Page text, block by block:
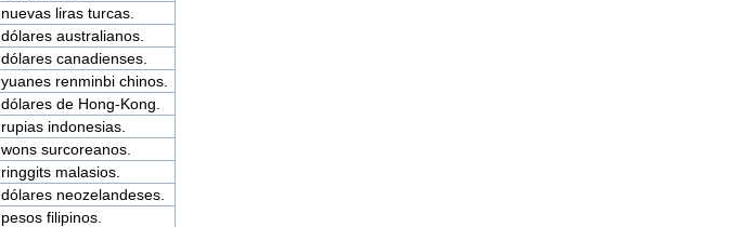
nuevas liras turcas.
dólares australianos.
dólares canadienses.
yuanes renminbi chinos.
dólares de Hong-Kong.
rupias indonesias.
wons surcoreanos.
ringgits malasios.
dólares neozelandeses.
pesos filipinos.